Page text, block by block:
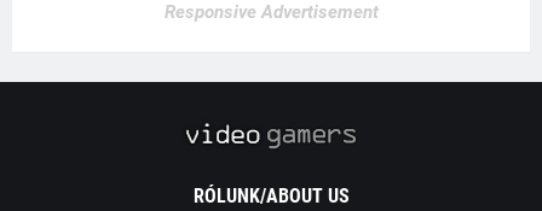
Responsive Advertisement
RÓLUNK/ABOUT US